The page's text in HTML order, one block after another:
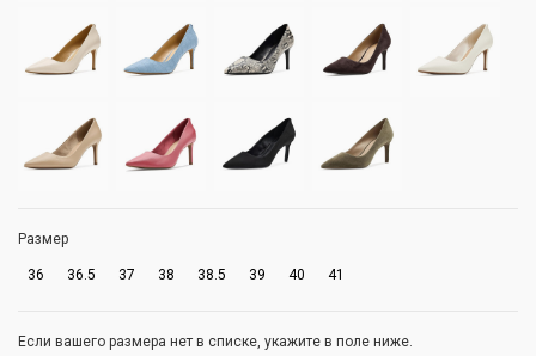
Размер
36 36.5 37 38 38.5 39 40 41
Если вашего размера нет в списке, укажите в поле ниже.